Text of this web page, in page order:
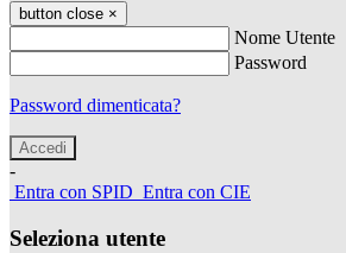
button close ×
Nome Utente
Password
Password dimenticata?
-
Entra con SPID Entra con CIE
Seleziona utente